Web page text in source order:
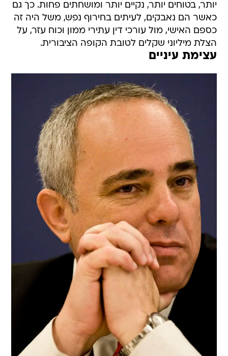
יותר, בטוחים יותר, נקיים יותר ומושחתים פחות. כך גם
כאשר הם נאבקים, לעיתים בחירוף נפש, משל היה זה
כספם האישי, מול עורכי דין עתירי ממון וכוח עזר, על
הצלת מיליוני שקלים לטובת הקופה הציבורית.
עצימת עיניים